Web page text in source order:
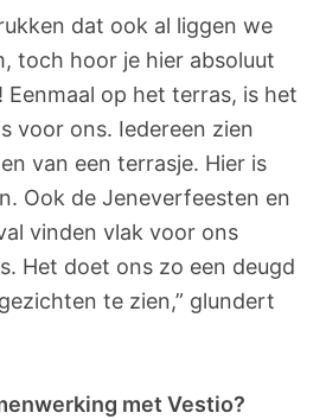
dat ook al liggen we
toch hoor je hier absoluut
Eenmaal op het terras, is het
voor ons. Iedereen zien
van een terrasje. Hier is
Ook de Jeneverfeesten en
vinden vlak voor ons
Het doet ons zo een deugd
te zien,” glundert
met Vestio?